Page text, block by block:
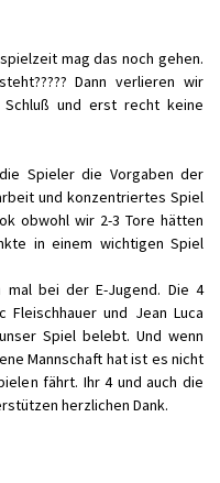
mag das noch gehen.
Dann verlieren wir
und erst recht keine
Spieler die Vorgaben der
und konzentriertes Spiel
obwohl wir 2-3 Tore hätten
in einem wichtigen Spiel
bei der E-Jugend. Die 4
Fleischhauer und Jean Luca
Spiel belebt. Und wenn
Mannschaft hat ist es nicht
fährt. Ihr 4 und auch die
herzlichen Dank.